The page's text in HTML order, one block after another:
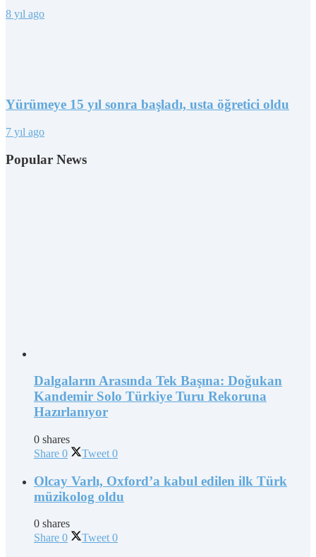
8 yıl ago
Yürümeye 15 yıl sonra başladı, usta öğretici oldu
7 yıl ago
Popular News
Dalgaların Arasında Tek Başına: Doğukan
Kandemir Solo Türkiye Turu Rekoruna
Hazırlanıyor
0 shares
Share 0 Tweet 0
Olcay Varlı, Oxford’a kabul edilen ilk Türk
müzikolog oldu
0 shares
Share 0 Tweet 0